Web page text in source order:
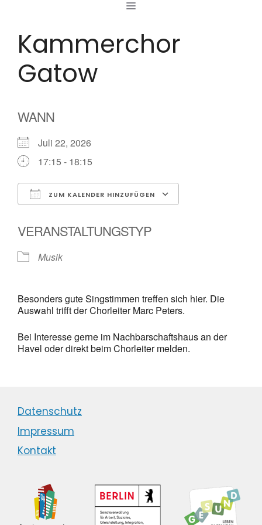
springen
MENÜ
Kammerchor
Gatow
WANN
Juli 22, 2026
17:15 - 18:15
ZUM KALENDER HINZUFÜGEN
VERANSTALTUNGSTYP
Musik
Besonders gute Singstimmen treffen sich hier. Die
Auswahl trifft der Chorleiter Marc Peters.
Bei Interesse gerne im Nachbarschaftshaus an der
Havel oder direkt beim Chorleiter melden.
Datenschutz
Impressum
Kontakt